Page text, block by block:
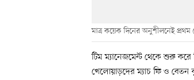
মাত্র কয়েক দিনের অনুশীলনেই প্রথম
টিম ম্যানেজমেন্ট থেকে শুরু
খেলোয়াড়দের ম্যাচ ফি ও বেতন